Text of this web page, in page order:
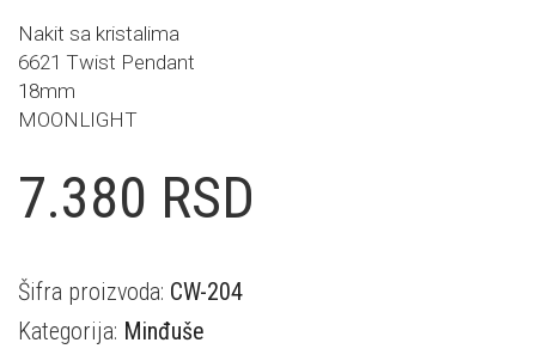
Nakit sa kristalima
6621 Twist Pendant
18mm
MOONLIGHT
7.380 RSD
Šifra proizvoda: CW-204
Kategorija: Minđuše